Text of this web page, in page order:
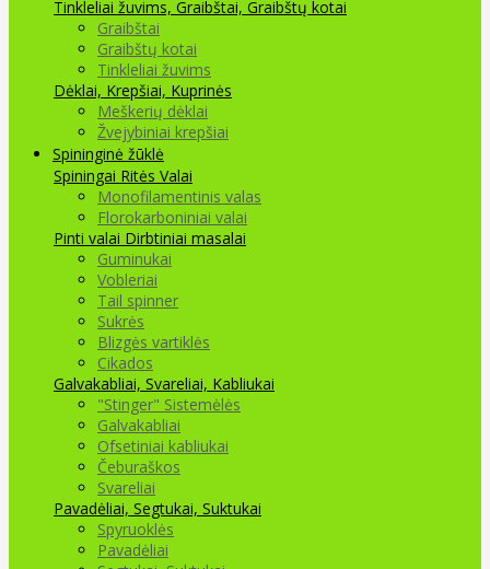
Tinkleliai žuvims, Graibštai, Graibštų kotai
Graibštai
Graibštų kotai
Tinkleliai žuvims
Dėklai, Krepšiai, Kuprinės
Meškerių dėklai
Žvejybiniai krepšiai
Spininginė žūklė
Spiningai Ritės Valai
Monofilamentinis valas
Florokarboniniai valai
Pinti valai Dirbtiniai masalai
Guminukai
Vobleriai
Tail spinner
Sukrės
Blizgės vartiklės
Cikados
Galvakabliai, Svareliai, Kabliukai
"Stinger" Sistemėlės
Galvakabliai
Ofsetiniai kabliukai
Čeburaškos
Svareliai
Pavadėliai, Segtukai, Suktukai
Spyruoklės
Pavadėliai